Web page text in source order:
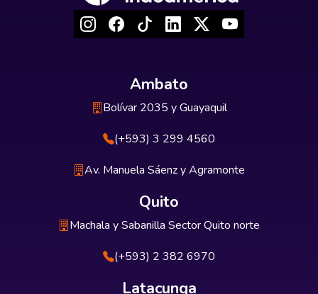
Ambato
Bolívar 2035 y Guayaquil
(+593) 3 299 4560
Av. Manuela Sáenz y Agramonte
Quito
Machala y Sabanilla Sector Quito norte
(+593) 2 382 6970
Latacunga